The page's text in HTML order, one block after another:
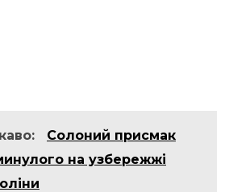
Солоний присмак
на узбережжі